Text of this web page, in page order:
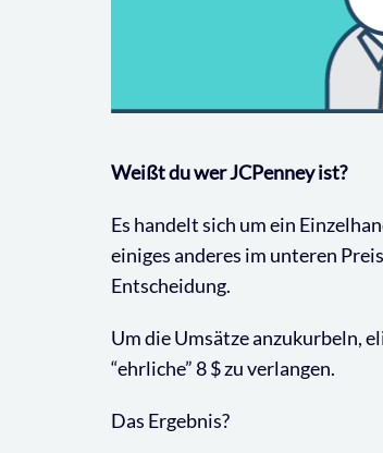
Weißt du wer JCPenney ist?
Es handelt sich um ein
einiges anderes im unteren
Entscheidung.
Um die Umsätze anzukurbeln,
“ehrliche” 8 $ zu verlangen.
Das Ergebnis?